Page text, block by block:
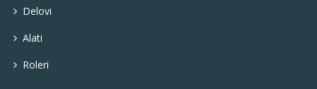
Delovi
Alati
Roleri